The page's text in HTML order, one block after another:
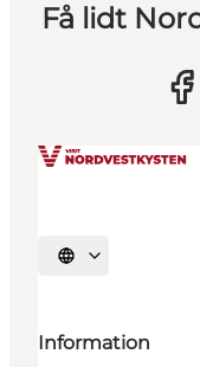
Få lidt
Vælg sprog
Information